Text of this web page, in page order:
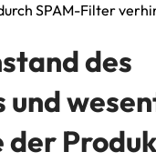
SPAM-Filter
des
der